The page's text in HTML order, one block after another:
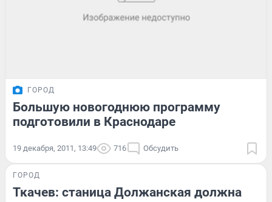
ГОРОД
Большую новогоднюю программу
подготовили в Краснодаре
19 декабря, 2011, 13:49 716 Обсудить
ГОРОД
Ткачев: cтаница Должанская должна